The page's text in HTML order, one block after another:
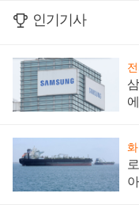
인기기사